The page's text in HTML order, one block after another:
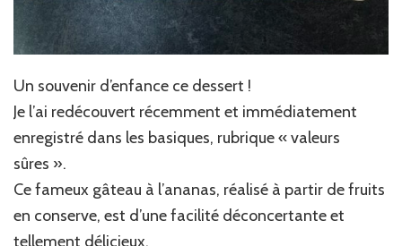
Un souvenir d’enfance ce dessert !
Je l’ai redécouvert récemment et immédiatement
enregistré dans les basiques, rubrique « valeurs
sûres ».
Ce fameux gâteau à l’ananas, réalisé à partir de fruits
en conserve, est d’une facilité déconcertante et
tellement délicieux.